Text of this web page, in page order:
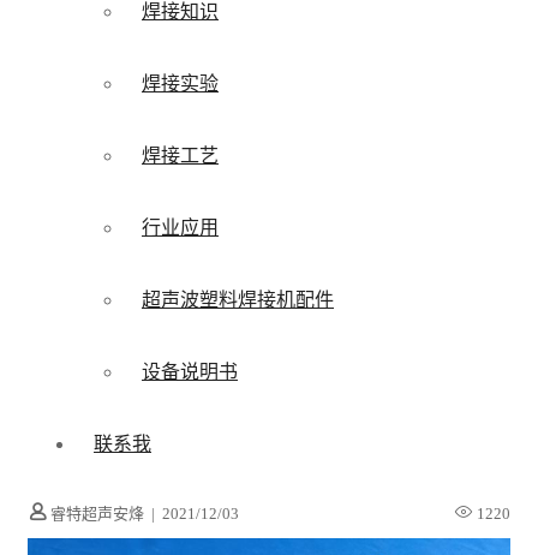
焊接知识
焊接实验
焊接工艺
行业应用
超声波塑料焊接机配件
设备说明书
联系我
睿特超声安烽 | 2021/12/03 1220